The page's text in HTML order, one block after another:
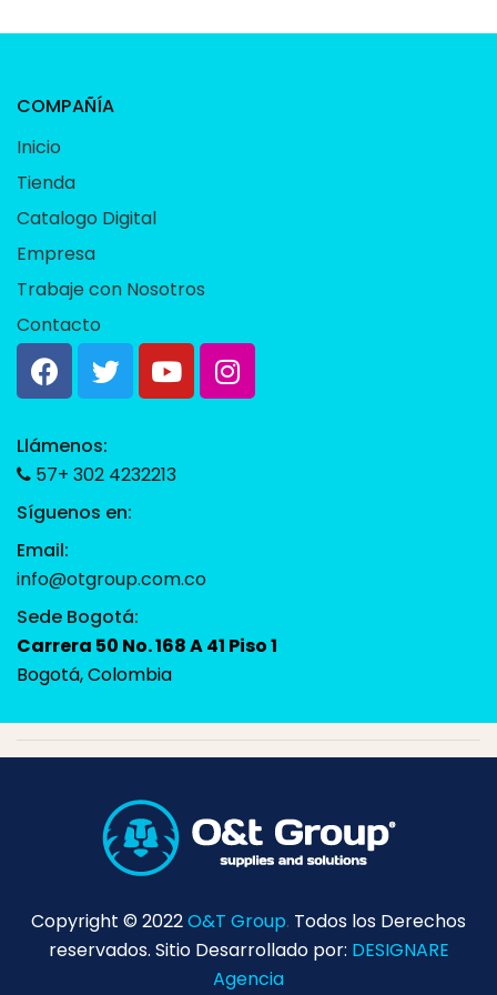
COMPAÑÍA
Inicio
Tienda
Catalogo Digital
Empresa
Trabaje con Nosotros
Contacto
Llámenos:
57+ 302 4232213
Síguenos en:
Email:
info@otgroup.com.co
Sede Bogotá:
Carrera 50 No. 168 A 41 Piso 1
Bogotá, Colombia
Copyright © 2022O&T Group. Todos los Derechos
reservados. Sitio Desarrollado por: DESIGNARE
Agencia